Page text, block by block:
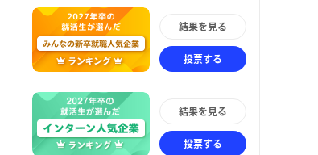
結果を見る
投票する
結果を見る
投票する